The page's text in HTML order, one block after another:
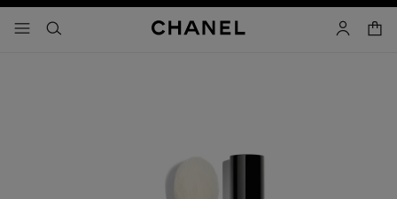
- navegación principal
buscar cuenta